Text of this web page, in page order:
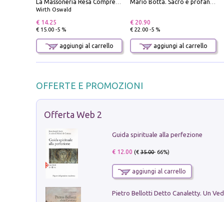
Wirth Oswald
€ 14.25
€ 15.00 -5 %
aggiungi al carrello
€ 20.90
€ 22.00 -5 %
aggiungi al carrello
OFFERTE E PROMOZIONI
Offerta Web 2
Guida spirituale alla perfezione
€ 12.00 (€35.00- 66%)
aggiungi al carrello